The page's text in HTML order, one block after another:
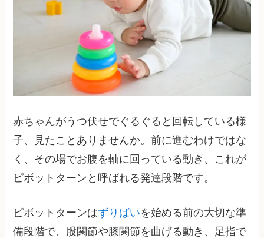
赤ちゃんがうつ伏せでぐるぐると回転している様
子、見たことありませんか。前に進むわけではな
く、その場でお腹を軸に回っている動き、これが
ピボットターンと呼ばれる発達段階です。
ピボットターンはずりばいを始める前の大切な準
備段階で、股関節や膝関節を曲げる動き、足指で